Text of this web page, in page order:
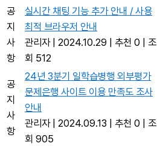
공
지
사
항
실시간 채팅 기능 추가 안내 / 사용
최적 브라우저 안내
관리자
2024.10.29 추천 0
조
회 512
공
지
사
항
24년 3분기 일학습병행 외부평가
문제은행 사이트 이용 만족도 조사
안내
관리자
2024.09.13 추천 0
조
회 905